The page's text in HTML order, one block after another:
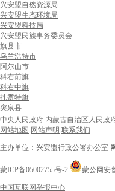
兴安盟自然资源局
兴安盟生态环境局
兴安盟科技局
兴安盟民族事务委员会
旗县市
乌兰浩特市
阿尔山市
科右前旗
科右中旗
扎赉特旗
突泉县
中央人民政府 内蒙古自治区人民政
网站地图 网站声明 联系我们
主办单位：兴安盟行政公署办公室
蒙ICP备05002755号-2 蒙公网安
中国互联网举报中心